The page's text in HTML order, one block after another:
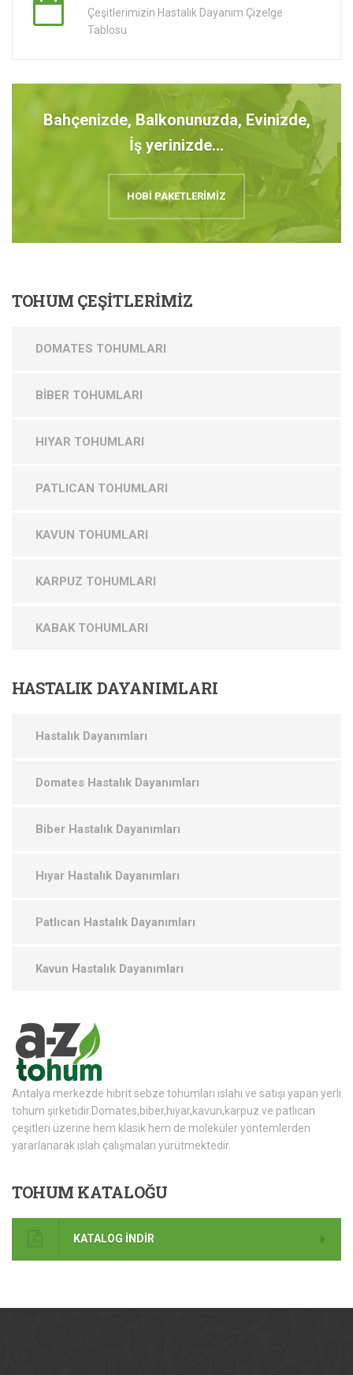
Çeşitlerimizin Hastalık Dayanım Çizelge
Tablosu
Bahçenizde, Balkonunuzda, Evinizde,
İş yerinizde...
HOBİ PAKETLERİMİZ
TOHUM ÇEŞİTLERİMİZ
DOMATES TOHUMLARI
BİBER TOHUMLARI
HIYAR TOHUMLARI
PATLICAN TOHUMLARI
KAVUN TOHUMLARI
KARPUZ TOHUMLARI
KABAK TOHUMLARI
HASTALIK DAYANIMLARI
Hastalık Dayanımları
Domates Hastalık Dayanımları
Biber Hastalık Dayanımları
Hıyar Hastalık Dayanımları
Patlıcan Hastalık Dayanımları
Kavun Hastalık Dayanımları
Antalya merkezde hibrit sebze tohumları ıslahı ve satışı yapan yerli
tohum şirketidir.Domates,biber,hıyar,kavun,karpuz ve patlıcan
çeşitleri üzerine hem klasik hem de moleküler yöntemlerden
yararlanarak ıslah çalışmaları yürütmektedir.
TOHUM KATALOĞU
KATALOG İNDİR